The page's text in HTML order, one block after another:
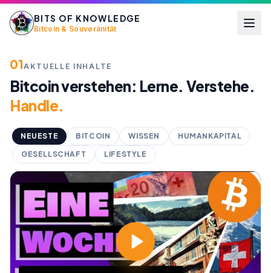
BITS OF KNOWLEDGE
Bitcoin & Souveränität
01AKTUELLE INHALTE
Bitcoin verstehen: Lerne. Verstehe.
Handle.
NEUESTE BITCOIN WISSEN
HUMANKAPITAL
GESELLSCHAFT
LIFESTYLE